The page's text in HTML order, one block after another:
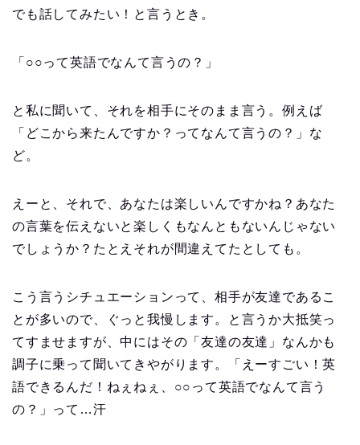
でも話してみたい！と言うとき。
「○○って英語でなんて言うの？」
と私に聞いて、それを相手にそのまま言う。例えば
「どこから来たんですか？ってなんて言うの？」な
ど。
えーと、それで、あなたは楽しいんですかね？あなた
の言葉を伝えないと楽しくもなんともないんじゃない
でしょうか？たとえそれが間違えてたとしても。
こう言うシチュエーションって、相手が友達であるこ
とが多いので、ぐっと我慢します。と言うか大抵笑っ
てすませますが、中にはその「友達の友達」なんかも
調子に乗って聞いてきやがります。「えーすごい！英
語できるんだ！ねぇねぇ、○○って英語でなんて言う
の？」って…汗